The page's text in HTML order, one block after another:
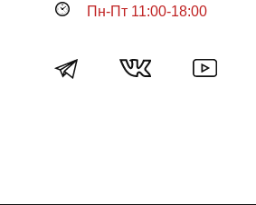
Пн-Пт 11:00-18:00